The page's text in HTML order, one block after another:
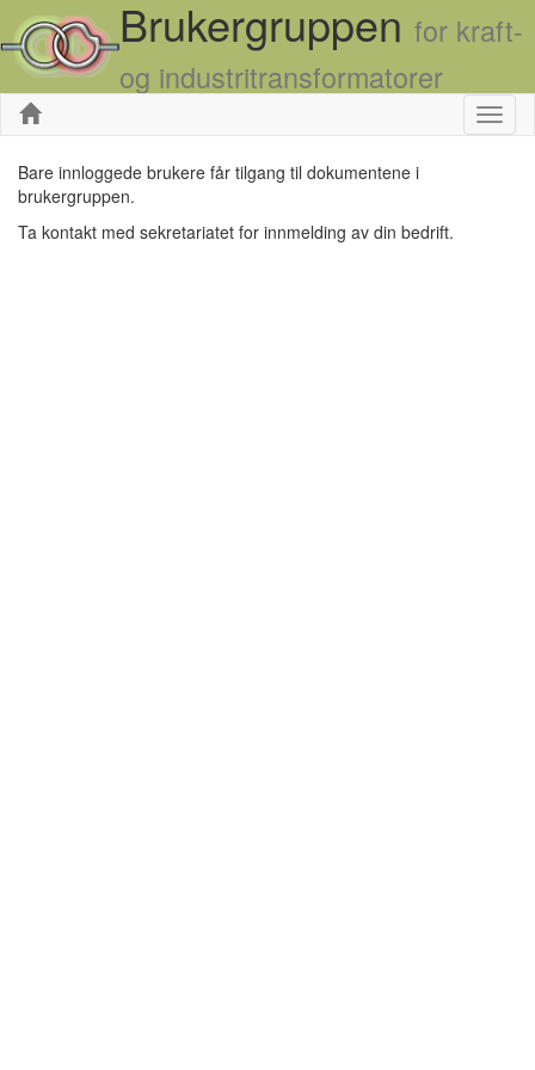
Brukergruppen for kraft-
og industritransformatorer
Skjul
Bare innloggede brukere får tilgang til dokumentene i
brukergruppen.
Ta kontakt med sekretariatet for innmelding av din bedrift.